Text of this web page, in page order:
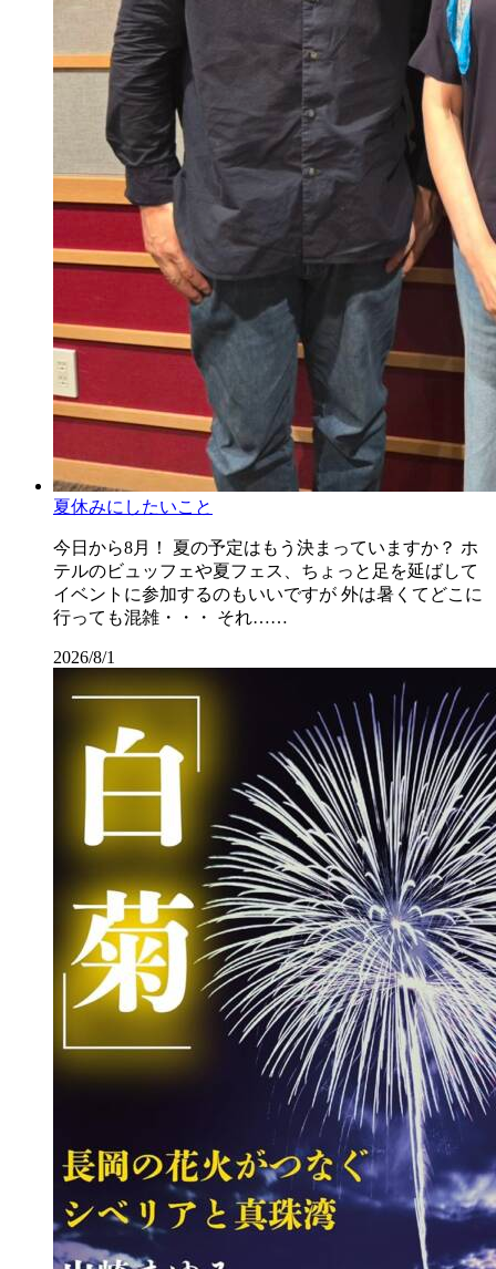
夏休みにしたいこと
今日から8月！ 夏の予定はもう決まっていますか？ ホ
テルのビュッフェや夏フェス、ちょっと足を延ばして
イベントに参加するのもいいですが 外は暑くてどこに
行っても混雑・・・ それ……
2026/8/1